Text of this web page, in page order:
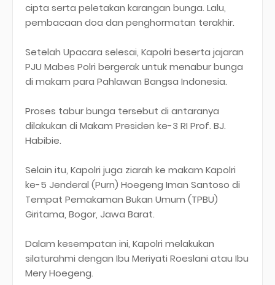
cipta serta peletakan karangan bunga. Lalu,
pembacaan doa dan penghormatan terakhir.
Setelah Upacara selesai, Kapolri beserta jajaran
PJU Mabes Polri bergerak untuk menabur bunga
di makam para Pahlawan Bangsa Indonesia.
Proses tabur bunga tersebut di antaranya
dilakukan di Makam Presiden ke-3 RI Prof. BJ.
Habibie.
Selain itu, Kapolri juga ziarah ke makam Kapolri
ke-5 Jenderal (Purn) Hoegeng Iman Santoso di
Tempat Pemakaman Bukan Umum (TPBU)
Giritama, Bogor, Jawa Barat.
Dalam kesempatan ini, Kapolri melakukan
silaturahmi dengan Ibu Meriyati Roeslani atau Ibu
Mery Hoegeng.